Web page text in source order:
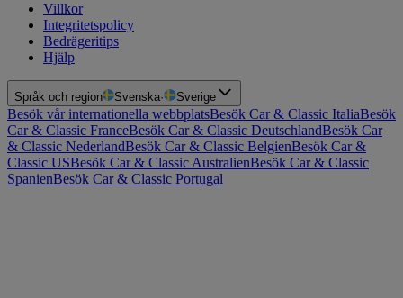
Villkor
Integritetspolicy
Bedrägeritips
Hjälp
Språk och region Svenska· Sverige
Besök vår internationella webbplatsBesök Car & Classic ItaliaBesök
Car & Classic FranceBesök Car & Classic DeutschlandBesök Car
& Classic NederlandBesök Car & Classic BelgienBesök Car &
Classic USBesök Car & Classic AustralienBesök Car & Classic
SpanienBesök Car & Classic Portugal